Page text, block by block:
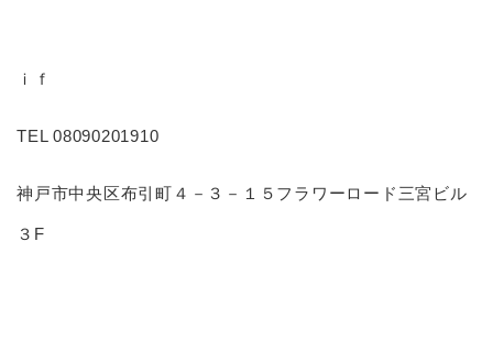
ｉｆ
TEL 08090201910
神戸市中央区布引町４－３－１５フラワーロード三宮ビル
３F